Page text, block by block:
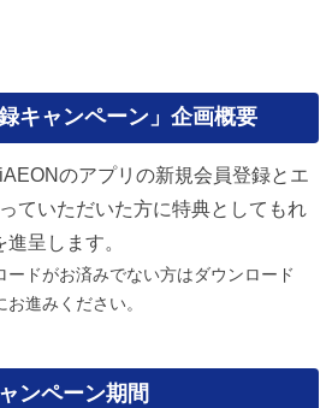
キャンペーン」企画概要
のアプリの新規会員登録とエ
ていただいた方に特典としてもれ
呈します。
ドがお済みでない方はダウンロード
進みください。
ンペーン期間